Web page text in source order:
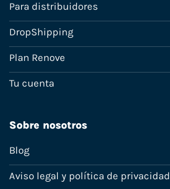
Para distribuidores
DropShipping
Plan Renove
Tu cuenta
Sobre nosotros
Blog
Aviso legal y política de privacidad